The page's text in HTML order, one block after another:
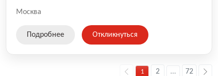
Москва
Подробнее Откликнуться
1 2 ... 72